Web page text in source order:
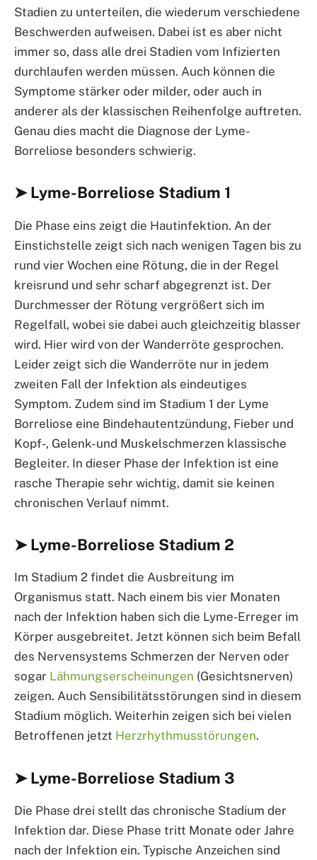
Stadien zu unterteilen, die wiederum verschiedene
Beschwerden aufweisen. Dabei ist es aber nicht
immer so, dass alle drei Stadien vom Infizierten
durchlaufen werden müssen. Auch können die
Symptome stärker oder milder, oder auch in
anderer als der klassischen Reihenfolge auftreten.
Genau dies macht die Diagnose der Lyme-
Borreliose besonders schwierig.
➤ Lyme-Borreliose Stadium 1
Die Phase eins zeigt die Hautinfektion. An der
Einstichstelle zeigt sich nach wenigen Tagen bis zu
rund vier Wochen eine Rötung, die in der Regel
kreisrund und sehr scharf abgegrenzt ist. Der
Durchmesser der Rötung vergrößert sich im
Regelfall, wobei sie dabei auch gleichzeitig blasser
wird. Hier wird von der Wanderröte gesprochen.
Leider zeigt sich die Wanderröte nur in jedem
zweiten Fall der Infektion als eindeutiges
Symptom. Zudem sind im Stadium 1 der Lyme
Borreliose eine Bindehautentzündung, Fieber und
Kopf-, Gelenk- und Muskelschmerzen klassische
Begleiter. In dieser Phase der Infektion ist eine
rasche Therapie sehr wichtig, damit sie keinen
chronischen Verlauf nimmt.
➤ Lyme-Borreliose Stadium 2
Im Stadium 2 findet die Ausbreitung im
Organismus statt. Nach einem bis vier Monaten
nach der Infektion haben sich die Lyme-Erreger im
Körper ausgebreitet. Jetzt können sich beim Befall
des Nervensystems Schmerzen der Nerven oder
sogar Lähmungserscheinungen (Gesichtsnerven)
zeigen. Auch Sensibilitätsstörungen sind in diesem
Stadium möglich. Weiterhin zeigen sich bei vielen
Betroffenen jetzt Herzrhythmusstörungen.
➤ Lyme-Borreliose Stadium 3
Die Phase drei stellt das chronische Stadium der
Infektion dar. Diese Phase tritt Monate oder Jahre
nach der Infektion ein. Typische Anzeichen sind